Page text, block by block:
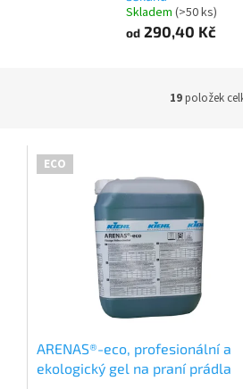
Skladem (>50 ks)
od290,40 Kč
19položek
ECO
ARENAS®-eco, profesionální a
ekologický gel na praní prádla